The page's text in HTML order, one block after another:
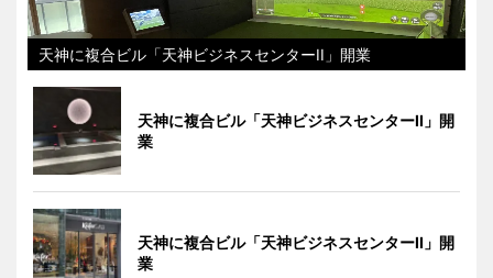
天神に複合ビル「天神ビジネスセンターII」開業
天神に複合ビル「天神ビジネスセンターII」開
業
天神に複合ビル「天神ビジネスセンターII」開
業